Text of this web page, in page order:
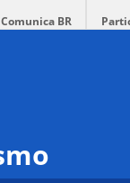
Comunica BR